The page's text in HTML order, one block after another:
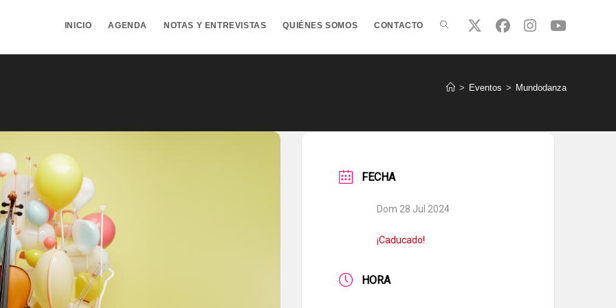
INICIO AGENDA NOTAS Y ENTREVISTAS QUIÉNES SOMOS CONTACTO ALTERNAR
> Eventos > Mundodanza
FECHA
Dom 28 Jul 2024
¡Caducado!
HORA